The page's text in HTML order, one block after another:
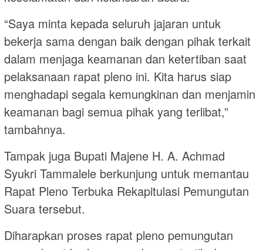
“Saya minta kepada seluruh jajaran untuk
bekerja sama dengan baik dengan pihak terkait
dalam menjaga keamanan dan ketertiban saat
pelaksanaan rapat pleno ini. Kita harus siap
menghadapi segala kemungkinan dan menjamin
keamanan bagi semua pihak yang terlibat,”
tambahnya.
Tampak juga Bupati Majene H. A. Achmad
Syukri Tammalele berkunjung untuk memantau
Rapat Pleno Terbuka Rekapitulasi Pemungutan
Suara tersebut.
Diharapkan proses rapat pleno pemungutan